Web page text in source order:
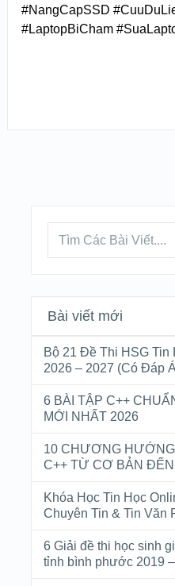
#NangCapSSD
#LaptopBiCham
Bài viết mới
Bộ 21 Đề Thi HSG
2026 – 2027 (Có Đáp
6 BÀI TẬP C++
MỚI NHẤT 2026
10 CHƯƠNG
C++ TỪ CƠ BẢN
Khóa Học Tin Học
Chuyên Tin & Tin Văn
6 Giải đề thi học sinh
tỉnh bình phước 2019